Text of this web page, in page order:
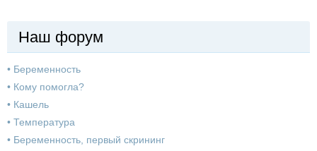
Наш форум
• Беременность
• Кому помогла?
• Кашель
• Температура
• Беременность, первый скрининг